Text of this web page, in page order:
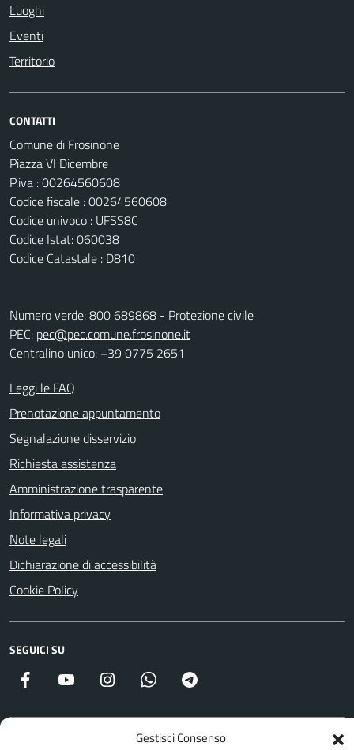
Gestisci Consenso
Luoghi
Eventi
Territorio
CONTATTI
Comune di Frosinone
Piazza VI Dicembre
P.iva : 00264560608
Codice fiscale : 00264560608
Codice univoco : UFSS8C
Codice Istat: 060038
Codice Catastale : D810
Numero verde: 800 689868 - Protezione civile
PEC: pec@pec.comune.frosinone.it
Centralino unico: +39 0775 2651
Leggi le FAQ
Prenotazione appuntamento
Segnalazione disservizio
Richiesta assistenza
Amministrazione trasparente
Informativa privacy
Note legali
Dichiarazione di accessibilità
Cookie Policy
SEGUICI SU
Facebook YouTube Instagram WhatsApp
Attuazione Misure PNRR